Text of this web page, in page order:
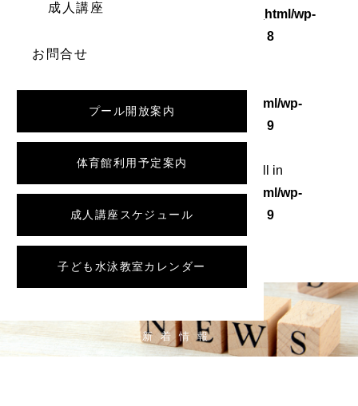
成人講座
お問合せ
プール開放案内
体育館利用予定案内
成人講座スケジュール
子ども水泳教室カレンダー
/home/wordstock/numasupo.com/public_html/wp-
8
/home/wordstock/numasupo.com/public_html/wp-
9
: Attempt to read property "slug" on null in
/home/wordstock/numasupo.com/public_html/wp-
content/themes/numaspo/single.php
9
新着情報